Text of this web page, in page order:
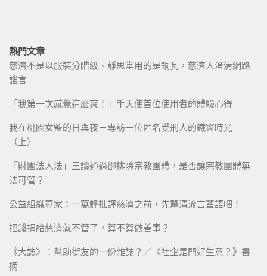
熱門文章
慈濟不是以服裝分階級、靜思堂用的是銅瓦，慈濟人澄清網路
謠言
「我第一次感覺這麼爽！」手天使首位使用者的體驗心得
我在桃園女監的日與夜－專訪一位匿名受刑人的鐵窗時光
（上）
「財團法人法」三讀通過卻排除宗教團體，是否讓宗教團體無
法可管？
公益組織專家：一窩蜂批評慈濟之前，先釐清流言蜚語吧！
把錢捐給慈濟就不管了，算不算做善事？
《大誌》：幫助街友的一份雜誌？／《社企是門好生意？》書
摘